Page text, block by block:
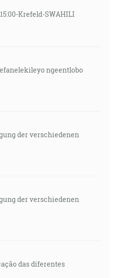
Krefeld-SWAHILI
ngeentlobo
der verschiedenen
der verschiedenen
das diferentes